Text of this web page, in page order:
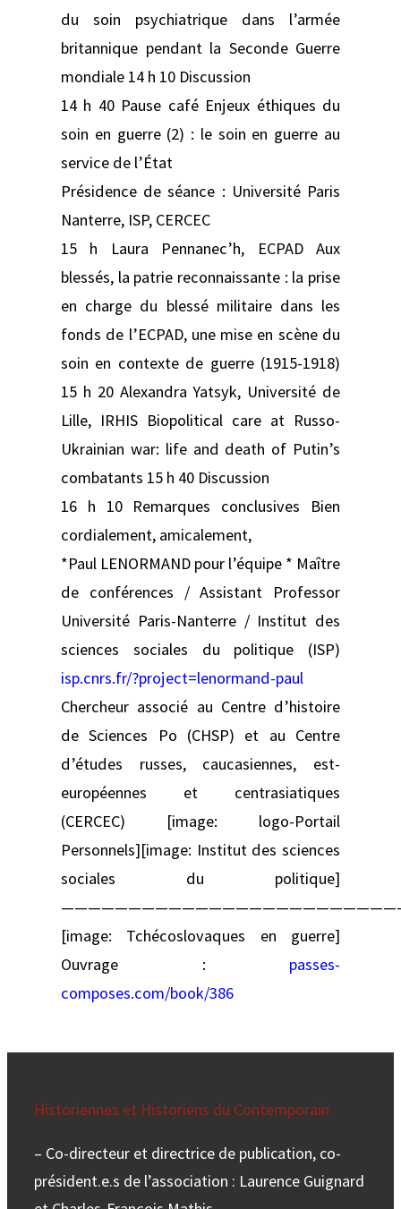
du soin psychiatrique dans l’armée
britannique pendant la Seconde Guerre
mondiale 14 h 10 Discussion
14 h 40 Pause café Enjeux éthiques du
soin en guerre (2) : le soin en guerre au
service de l’État
Présidence de séance : Université Paris
Nanterre, ISP, CERCEC
15 h Laura Pennanec’h, ECPAD Aux
blessés, la patrie reconnaissante : la prise
en charge du blessé militaire dans les
fonds de l’ECPAD, une mise en scène du
soin en contexte de guerre (1915-1918)
15 h 20 Alexandra Yatsyk, Université de
Lille, IRHIS Biopolitical care at Russo-
Ukrainian war: life and death of Putin’s
combatants 15 h 40 Discussion
16 h 10 Remarques conclusives Bien
cordialement, amicalement,
*Paul LENORMAND pour l’équipe * Maître
de conférences / Assistant Professor
Université Paris-Nanterre / Institut des
sciences sociales du politique (ISP)
isp.cnrs.fr/?project=lenormand-paul
Chercheur associé au Centre d’histoire
de Sciences Po (CHSP) et au Centre
d’études russes, caucasiennes, est-
européennes et centrasiatiques
(CERCEC) [image: logo-Portail
Personnels][image: Institut des sciences
sociales du politique]
[image: Tchécoslovaques en guerre]
Ouvrage : passes-
composes.com/book/386
Historiennes et Historiens du Contemporain
– Co-directeur et directrice de publication, co-
président.e.s de l’association : Laurence Guignard